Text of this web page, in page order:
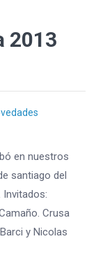
2013
en nuestros
santiago del
Invitados:
Crusa
y Nicolas